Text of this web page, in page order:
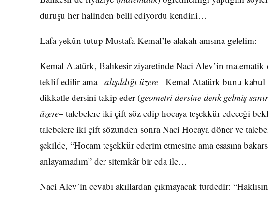
duruşu her halinden belli ediyordu kendini…
Lafa yekûn tutup Mustafa Kemal’le alakalı anısına gelelim:
Kemal Atatürk, Balıkesir ziyaretinde Naci Alev’in matematik
teklif edilir ama –alışıldığı üzere– Kemal Atatürk bunu kabul
dikkatle dersini takip eder (geometri dersine denk gelmiş
üzere– talebelere iki çift söz edip hocaya teşekkür edeceği
talebelere iki çift sözünden sonra Naci Hocaya döner ve
şekilde, “Hocam teşekkür ederim etmesine ama esasına
anlayamadım” der sitemkâr bir eda ile…
Naci Alev’in cevabı akıllardan çıkmayacak türdedir: